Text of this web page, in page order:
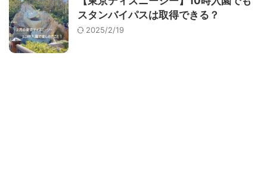
スタンバイパスは取得できる？
2025/2/19